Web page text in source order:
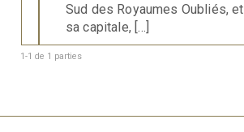
Sud des Royaumes Oubliés, et
sa capitale, […]
1-1 de 1 parties